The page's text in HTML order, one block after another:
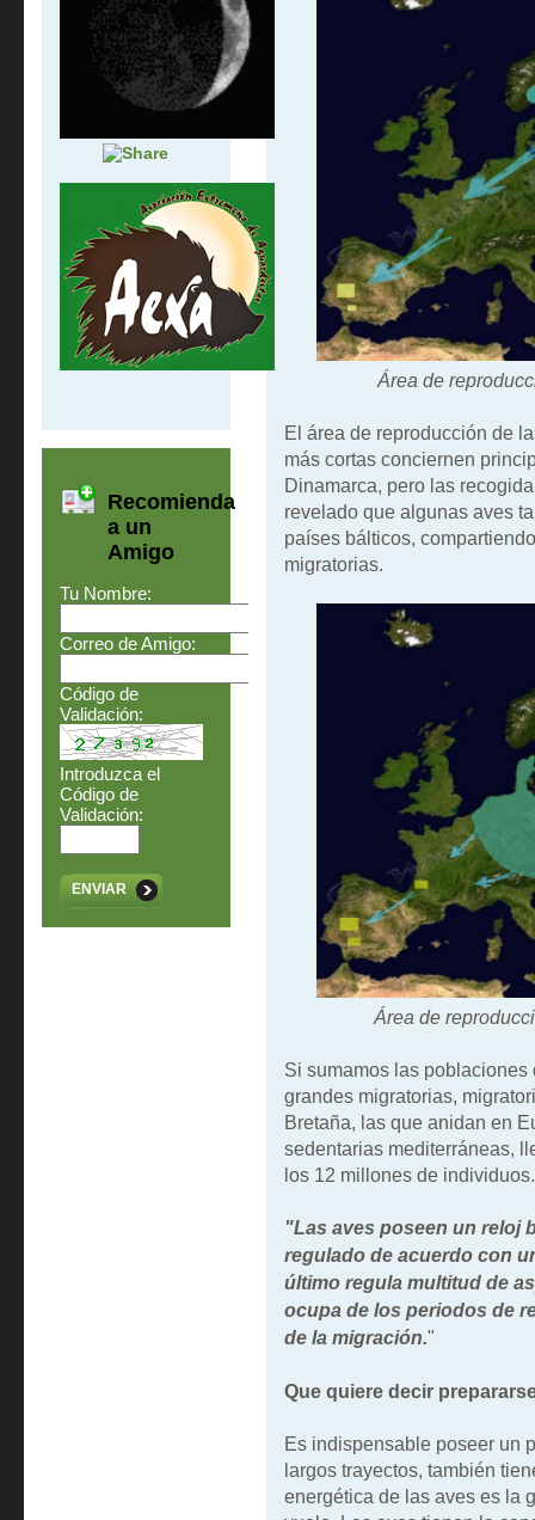
Recomienda
a un
Amigo
Tu Nombre:
Correo de Amigo:
Código de
Validación:
Introduzca el
Código de
Validación:
ENVIAR
Área de
El área de reproducción de
más cortas conciernen
Dinamarca, pero las
revelado que algunas aves
países bálticos,
migratorias.
Área de
Si sumamos las
grandes migratorias,
Bretaña, las que anidan en
sedentarias mediterráneas,
los 12 millones de individuos.
"Las aves poseen un reloj
regulado de acuerdo con
último regula multitud de
ocupa de los periodos de
de la migración."
Que quiere decir
Es indispensable poseer un
largos trayectos, también
energética de las aves es la